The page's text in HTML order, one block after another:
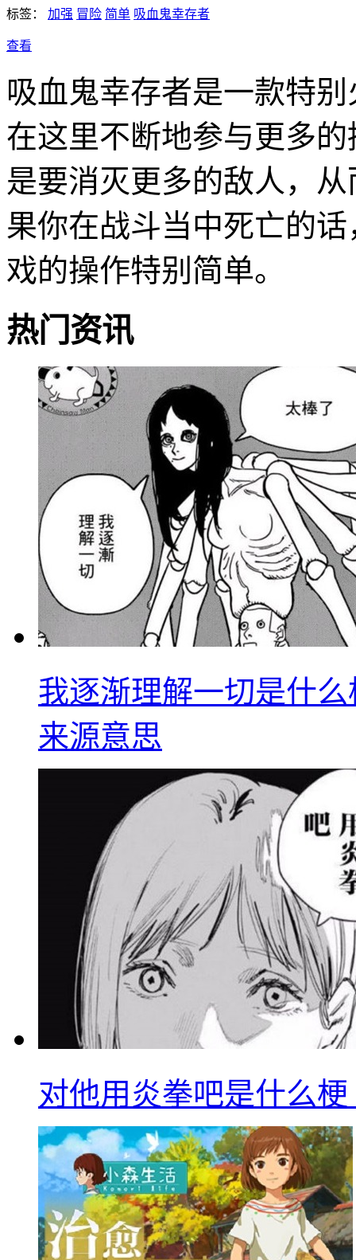
标签： 加强 冒险 简单 吸血鬼幸存者
查看
吸血鬼幸存者是一款特
在这里不断地参与更多
是要消灭更多的敌人，
果你在战斗当中死亡的
戏的操作特别简单。
热门资讯
我逐渐理解一切是什
来源意思
对他用炎拳吧是什么